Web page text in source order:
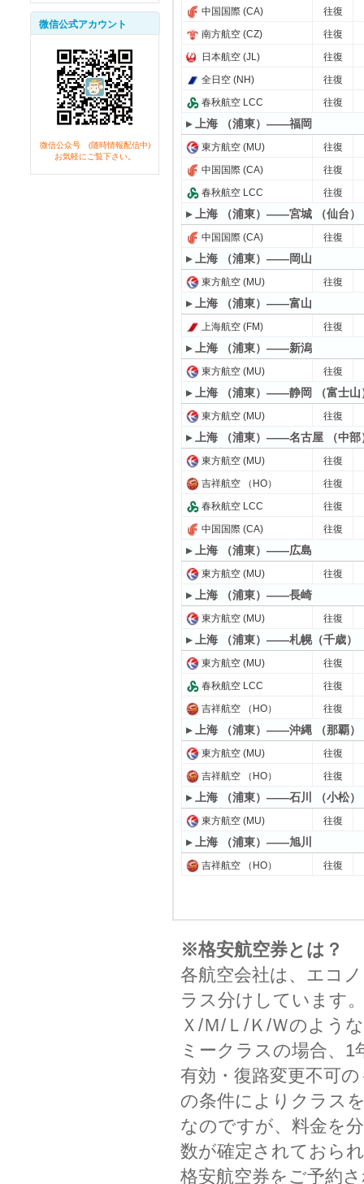
微信公式アカウント
微信公众号 (随時情報配信中)
お気軽にご覧下さい。
中国国際 (CA)
往復
南方航空 (CZ)
往復
日本航空 (JL)
往復
全日空 (NH)
往復
春秋航空 LCC
往復
▸ 上海 （浦東）——福岡
東方航空 (MU)
往復
中国国際 (CA)
往復
春秋航空 LCC
往復
▸ 上海 （浦東）——宮城 （仙台）
中国国際 (CA) 往復
▸ 上海 （浦東）——岡山
東方航空 (MU) 往復
▸ 上海 （浦東）——富山
上海航空 (FM) 往復
▸ 上海 （浦東）——新潟
東方航空 (MU) 往復
▸ 上海 （浦東）——静岡 （富士山
東方航空 (MU) 往復
▸ 上海 （浦東）——名古屋 （中部
東方航空 (MU)
往復
吉祥航空 （HO）
往復
春秋航空 LCC
往復
中国国際 (CA)
往復
▸ 上海 （浦東）——広島
東方航空 (MU) 往復
▸ 上海 （浦東）——長崎
東方航空 (MU) 往復
▸ 上海 （浦東）——札幌（千歳）
東方航空 (MU)
往復
春秋航空 LCC
往復
吉祥航空 （HO）
往復
▸ 上海 （浦東）——沖縄 （那覇）
東方航空 (MU)
往復
吉祥航空 （HO）
往復
▸ 上海 （浦東）——石川 （小松）
東方航空 (MU) 往復
▸ 上海 （浦東）——旭川
吉祥航空 （HO） 往復
※格安航空券とは？
各航空会社は、エコ
ラス分けしています
Ｘ/Ｍ/Ｌ/Ｋ/Ｗのよう
ミークラスの場合、
有効・復路変更不可
の条件によりクラス
なのですが、料金を
数が確定されておら
格安航空券をご予約